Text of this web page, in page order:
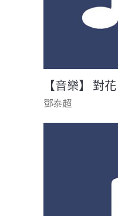
【音樂】 對花
鄧泰超